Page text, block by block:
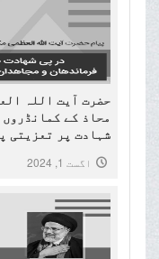
حضرت آیت اللہ
محاذ کے
شہادت پر تعزیتی
اگست 1, 2024